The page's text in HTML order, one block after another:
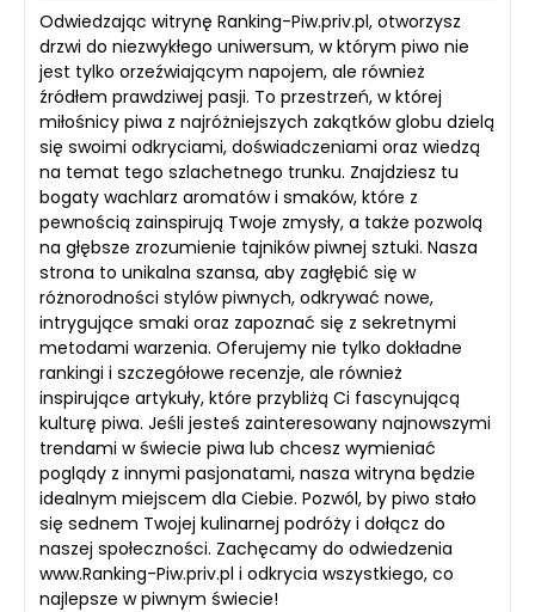
Odwiedzając witrynę Ranking-Piw.priv.pl, otworzysz
drzwi do niezwykłego uniwersum, w którym piwo nie
jest tylko orzeźwiającym napojem, ale również
źródłem prawdziwej pasji. To przestrzeń, w której
miłośnicy piwa z najróżniejszych zakątków globu dzielą
się swoimi odkryciami, doświadczeniami oraz wiedzą
na temat tego szlachetnego trunku. Znajdziesz tu
bogaty wachlarz aromatów i smaków, które z
pewnością zainspirują Twoje zmysły, a także pozwolą
na głębsze zrozumienie tajników piwnej sztuki. Nasza
strona to unikalna szansa, aby zagłębić się w
różnorodności stylów piwnych, odkrywać nowe,
intrygujące smaki oraz zapoznać się z sekretnymi
metodami warzenia. Oferujemy nie tylko dokładne
rankingi i szczegółowe recenzje, ale również
inspirujące artykuły, które przybliżą Ci fascynującą
kulturę piwa. Jeśli jesteś zainteresowany najnowszymi
trendami w świecie piwa lub chcesz wymieniać
poglądy z innymi pasjonatami, nasza witryna będzie
idealnym miejscem dla Ciebie. Pozwól, by piwo stało
się sednem Twojej kulinarnej podróży i dołącz do
naszej społeczności. Zachęcamy do odwiedzenia
www.Ranking-Piw.priv.pl i odkrycia wszystkiego, co
najlepsze w piwnym świecie!